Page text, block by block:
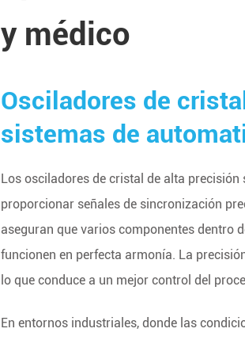
y médico
Osciladores de
sistemas de
Los osciladores de cristal de alta
proporcionar señales de sincronización
aseguran que varios componentes dentro
funcionen en perfecta armonía. La
lo que conduce a un mejor control del
En entornos industriales, donde las